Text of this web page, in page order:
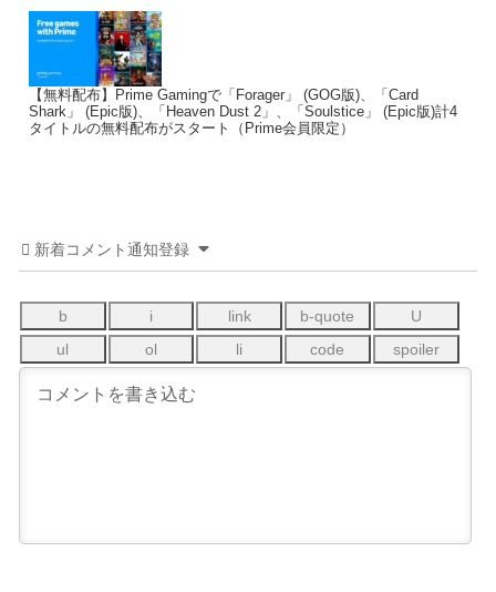
【無料配布】Prime Gamingで「Forager」 (GOG版)、「Card
Shark」 (Epic版)、「Heaven Dust 2」、「Soulstice」 (Epic版)計4
タイトルの無料配布がスタート（Prime会員限定）
新着コメント通知登録